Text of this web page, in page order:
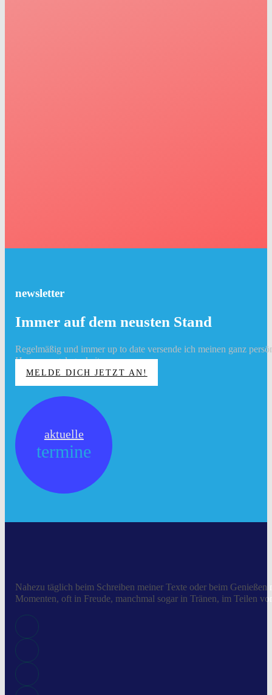
newsletter
Immer auf dem neusten Stand
Regelmäßig und immer up to date versende ich meinen ganz
Herzensangelegenheit.
MELDE DICH JETZT AN!
aktuelle
termine
Nahezu täglich beim Schreiben meiner Texte oder beim
Momenten, oft in Freude, manchmal sogar in Tränen, im Teilen